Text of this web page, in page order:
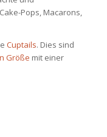
Pops, Macarons,
Cuptails. Dies sind
Größe mit einer